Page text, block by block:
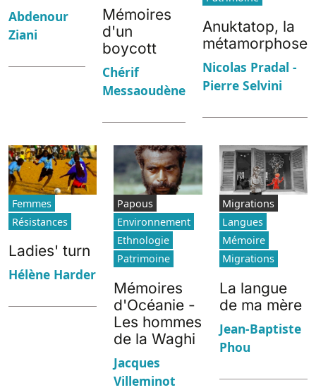
Abdenour
Ziani
Mémoires
d'un
boycott
Chérif
Messaoudène
Anuktatop, la
métamorphose
Nicolas Pradal -
Pierre Selvini
Femmes
Résistances
Ladies' turn
Hélène Harder
Papous
Environnement
Ethnologie
Patrimoine
Mémoires
d'Océanie -
Les hommes
de la Waghi
Jacques
Villeminot
Migrations
Langues
Mémoire
Migrations
La langue
de ma mère
Jean-Baptiste
Phou